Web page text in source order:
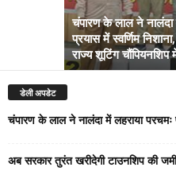
चंपारण के लाल ने नालंदा
प्रयास में स्वर्णिम
राज्य शूटिंग चौंपियनशिप
डेली अपडेट
चंपारण के लाल ने नालंदा में लहराया परचमः
अब सरकार तुरंत खरीदेगी टाउनशिप की